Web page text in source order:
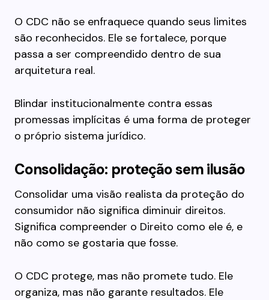
O CDC não se enfraquece quando seus limites
são reconhecidos. Ele se fortalece, porque
passa a ser compreendido dentro de sua
arquitetura real.
Blindar institucionalmente contra essas
promessas implícitas é uma forma de proteger
o próprio sistema jurídico.
Consolidação: proteção sem ilusão
Consolidar uma visão realista da proteção do
consumidor não significa diminuir direitos.
Significa compreender o Direito como ele é, e
não como se gostaria que fosse.
O CDC protege, mas não promete tudo. Ele
organiza, mas não garante resultados. Ele